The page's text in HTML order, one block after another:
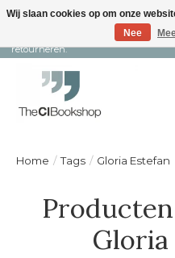
Snelle levering en persoonlijke
retourneren.
Home / Tags / Gloria Estefan
Wij slaan cookies op om onze
Nee